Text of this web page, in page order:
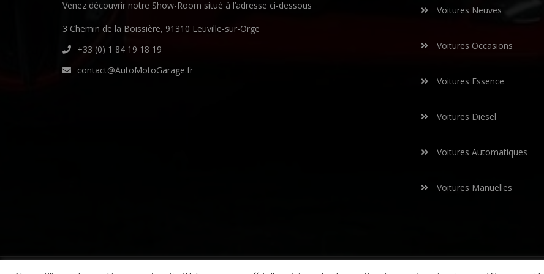
Venez découvrir notre Show-Room situé à l’adresse ci-dessous
3 Chemin de la Boissière, 91310 Leuville-sur-Orge
+33 (0) 1 84 19 18 19
contact@AutoMotoGarage.fr
Voitures Neuves
Voitures Occasions
Voitures Essence
Voitures Diesel
Voitures Automatiques
Voitures Manuelles